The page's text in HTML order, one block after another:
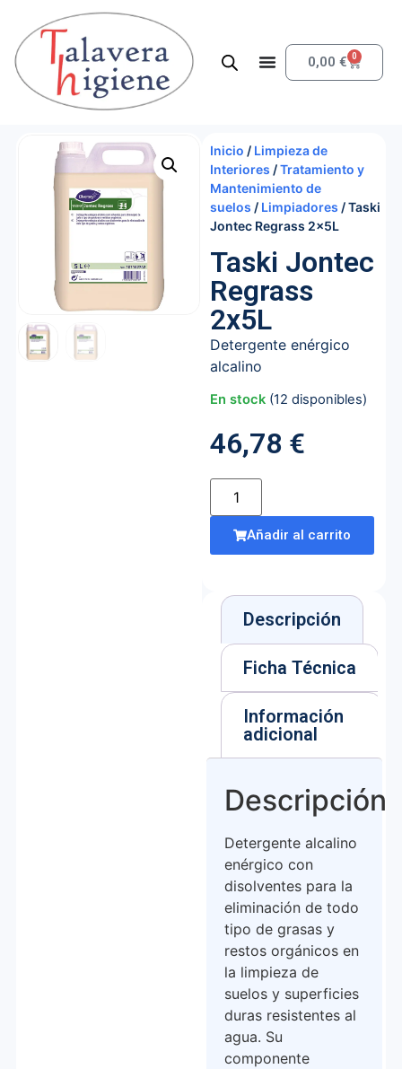
0,00€ 0
Inicio / Limpieza de
Interiores /Tratamiento y
Mantenimiento de
suelos / Limpiadores / Taski
Jontec Regrass 2x5L
Taski Jontec
Regrass
2x5L
Detergente enérgico
alcalino
En stock (12 disponibles)
46,78 €
Añadir al carrito
Descripción
Ficha Técnica
Información
adicional
Descripción
Detergente alcalino
enérgico con
disolventes para la
eliminación de todo
tipo de grasas y
restos orgánicos en
la limpieza de
suelos y superficies
duras resistentes al
agua. Su
componente